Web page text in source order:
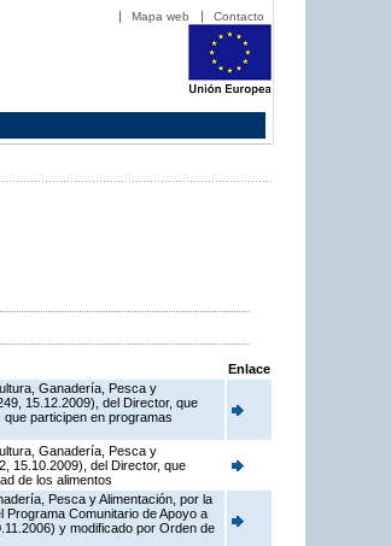
Mapa web Contacto
Enlace
Ganadería, Pesca y
15.12.2009), del Director, que
participen en programas
Ganadería, Pesca y
15.10.2009), del Director, que
de los alimentos
Pesca y Alimentación, por la
Comunitario de Apoyo a
y modificado por Orden de